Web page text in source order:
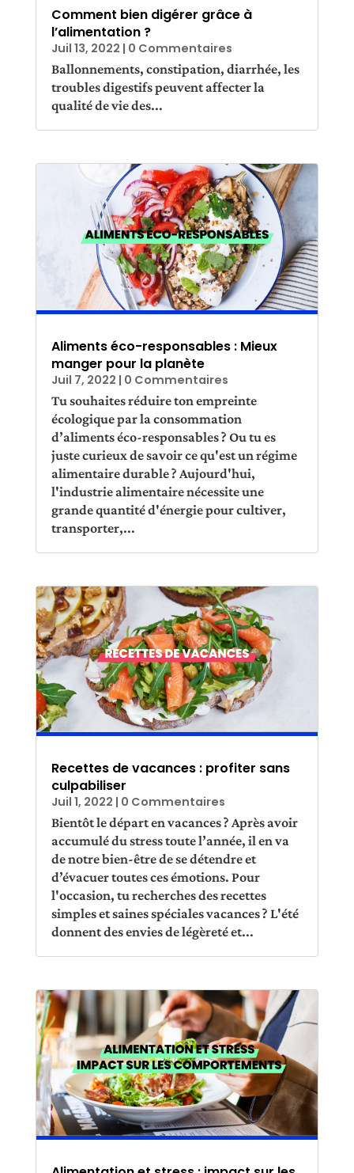
Comment bien digérer grâce à
l’alimentation ?
Juil 13, 2022 | 0 Commentaires
Ballonnements, constipation, diarrhée, les
troubles digestifs peuvent affecter la
qualité de vie des...
Aliments éco-responsables : Mieux
manger pour la planète
Juil 7, 2022 | 0 Commentaires
Tu souhaites réduire ton empreinte
écologique par la consommation
d’aliments éco-responsables ? Ou tu es
juste curieux de savoir ce qu'est un régime
alimentaire durable ? Aujourd'hui,
l'industrie alimentaire nécessite une
grande quantité d'énergie pour cultiver,
transporter,...
Recettes de vacances : profiter sans
culpabiliser
Juil 1, 2022 | 0 Commentaires
Bientôt le départ en vacances ? Après avoir
accumulé du stress toute l’année, il en va
de notre bien-être de se détendre et
d’évacuer toutes ces émotions. Pour
l'occasion, tu recherches des recettes
simples et saines spéciales vacances ? L'été
donnent des envies de légèreté et...